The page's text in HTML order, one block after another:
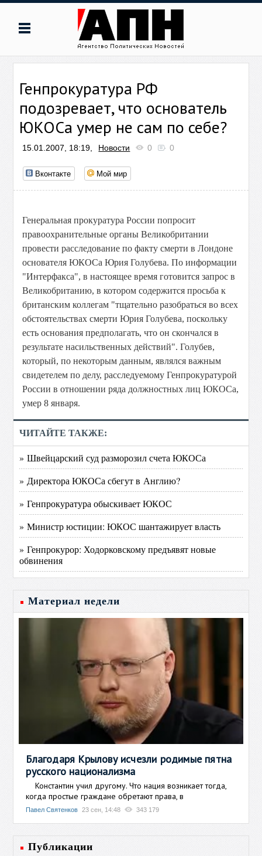
Генпрокуратура РФ
подозревает, что основатель
ЮКОСа умер не сам по себе?
15.01.2007, 18:19, Новости 0 0
Вконтакте Мой мир
Генеральная прокуратура России попросит
правоохранительные органы Великобритании
провести расследование по факту смерти в Лондоне
основателя ЮКОСа Юрия Голубева. По информации
"Интерфакса", в настоящее время готовится запрос в
Великобританию, в котором содержится просьба к
британским коллегам "тщательно разобраться во всех
обстоятельствах смерти Юрия Голубева, поскольку
есть основания предполагать, что он скончался в
результате насильственных действий". Голубев,
который, по некоторым данным, являлся важным
свидетелем по делу, расследуемому Генпрокуратурой
России в отношении ряда должностных лиц ЮКОСа,
умер 8 января.
ЧИТАЙТЕ ТАКЖЕ:
» Швейцарский суд разморозил счета ЮКОСа
» Директора ЮКОСа сбегут в Англию?
» Генпрокуратура обыскивает ЮКОС
» Министр юстиции: ЮКОС шантажирует власть
» Генпрокурор: Ходорковскому предъявят новые
обвинения
Материал недели
Благодаря Крылову исчезли родимые пятна
русского национализма
Константин учил другому. Что нация возникает тогда,
когда простые граждане обретают права, в
Павел Святенков 23 сен, 14:48 343 179
Публикации